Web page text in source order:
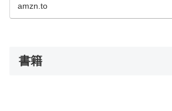
amzn.to
書籍